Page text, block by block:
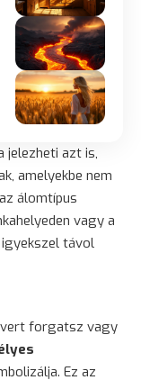
jelezheti azt is,
amelyekbe nem
álomtípus
vagy a
igyekszel távol
forgatsz vagy
Ez az